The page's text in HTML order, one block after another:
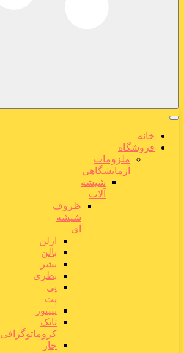
خانه
فروشگاه
ملزومات
آزمایشگاهی
شیشه
آلات
ظروف
شیشه
ای
ارلن
بالن
بشر
بطری
پی
پت
پیپتور
تانک
کروماتوگرافی
جار